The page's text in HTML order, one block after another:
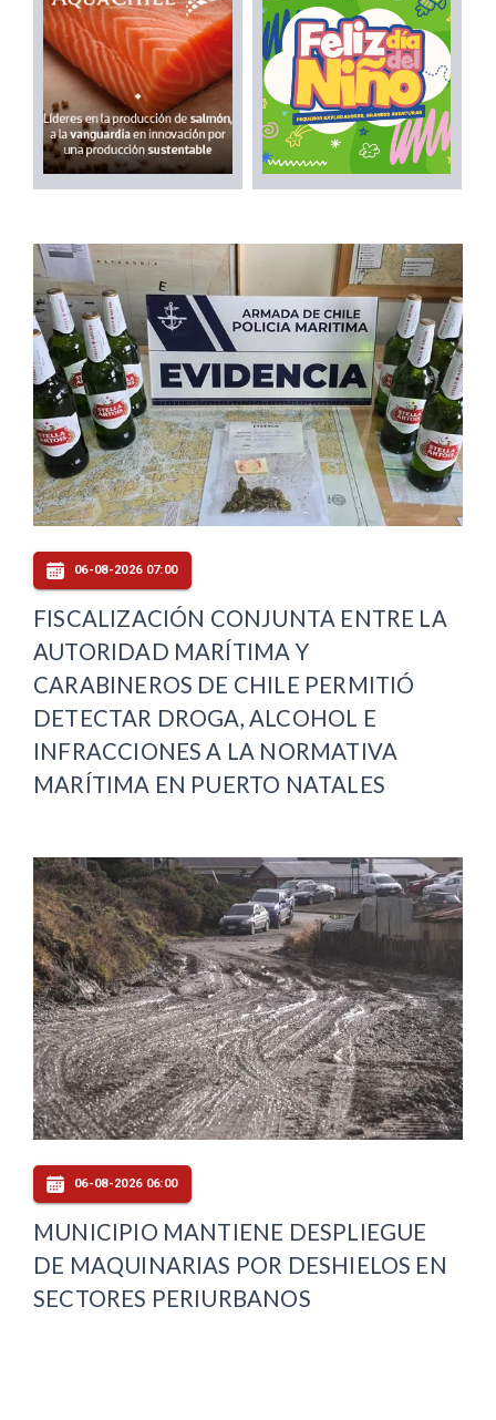
06-08-2026 07:00
FISCALIZACIÓN CONJUNTA ENTRE LA
AUTORIDAD MARÍTIMA Y
CARABINEROS DE CHILE PERMITIÓ
DETECTAR DROGA, ALCOHOL E
INFRACCIONES A LA NORMATIVA
MARÍTIMA EN PUERTO NATALES
06-08-2026 06:00
MUNICIPIO MANTIENE DESPLIEGUE
DE MAQUINARIAS POR DESHIELOS EN
SECTORES PERIURBANOS